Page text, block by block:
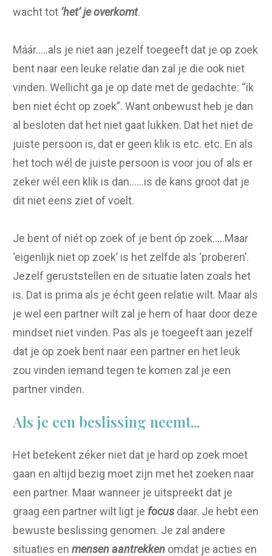
wacht tot ‘het’ je overkomt.
Máár…..als je niet aan jezelf toegeeft dat je op zoek
bent naar een leuke relatie dan zal je die ook niet
vinden. Wellicht ga je op date met de gedachte: “ik
ben niet écht op zoek”. Want onbewust heb je dan
al besloten dat het niet gaat lukken. Dat het niet de
juiste persoon is, dat er geen klik is etc. etc. En als
het toch wél de juiste persoon is voor jou of als er
zeker wél een klik is dan……is de kans groot dat je
dit niet eens ziet of voelt.
Je bent of niét op zoek of je bent óp zoek…..Maar
‘eigenlijk niet op zoek’ is het zelfde als ‘proberen’.
Jezelf geruststellen en de situatie laten zoals het
is. Dat is prima als je écht geen relatie wilt. Maar als
je wel een partner wilt zal je hem of haar door deze
mindset niet vinden. Pas als je toegeeft aan jezelf
dat je op zoek bent naar een partner en het leuk
zou vinden iemand tegen te komen zal je een
partner vinden.
Als je een beslissing neemt...
Het betekent zéker niet dat je hard op zoek moet
gaan en altijd bezig moet zijn met het zoeken naar
een partner. Maar wanneer je uitspreekt dat je
graag een partner wilt ligt je focus daar. Je hebt een
bewuste beslissing genomen. Je zal andere
situaties en mensenaantrekken omdat je acties en